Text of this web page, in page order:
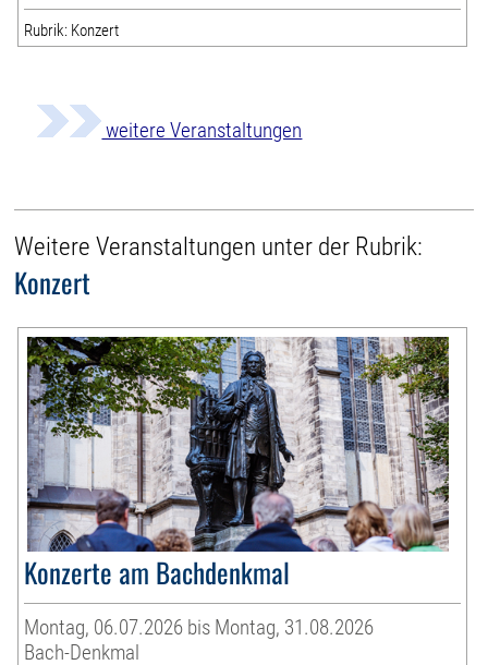
Rubrik: Konzert
weitere Veranstaltungen
Weitere Veranstaltungen unter der Rubrik:
Konzert
Konzerte am Bachdenkmal
Montag, 06.07.2026 bis Montag, 31.08.2026
Bach-Denkmal